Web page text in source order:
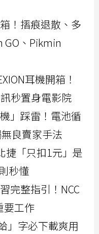
！摺痕退散、多
GO、Pikmin
耳機開箱！
秒置身電影院
」踩雷！電池循
良賣家手法
捷「只扣1元」是
秒懂
完整指引！NCC
要工作
」字必下載爽用